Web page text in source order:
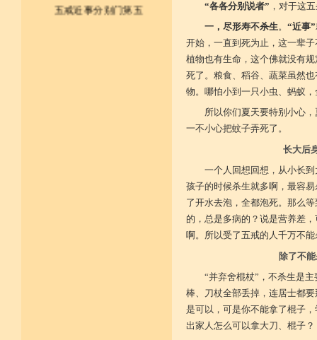
“各各分别说者” ，对于这
一，尽形寿不杀生。 “近事”
开始，一直到死为止，这一辈
植物也有生命，这个佛就没有
死了。粮食、稻谷、蔬菜虽然
物。哪怕小到一只小虫、蚂蚁
所以你们夏天要特别小心
一不小心把蚊子弄死了。
长大后
一个人回想回想，从小长
孩子的时候杀生就多啊，最容
了开水去泡，全都泡死。那么
的，总是多病的？说是营养差
啊。所以受了五戒的人千万不能
除了不
“并弃舍棍杖”，不杀生是
棒、刀杖全部丢掉，连居士都
是可以，可是你不能拿了棍子
出家人怎么可以拿大刀、棍子？
五戒近事分别门第五